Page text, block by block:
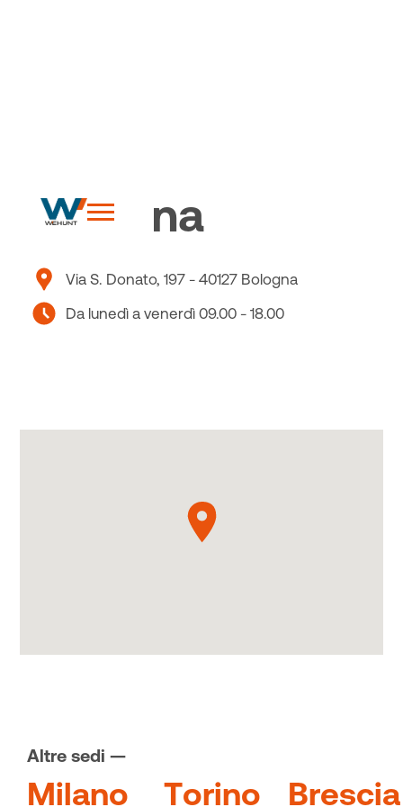
Bologna
Via S. Donato, 197 - 40127 Bologna
Da lunedì a venerdì 09.00 - 18.00
Altre sedi —
Milano Torino Brescia